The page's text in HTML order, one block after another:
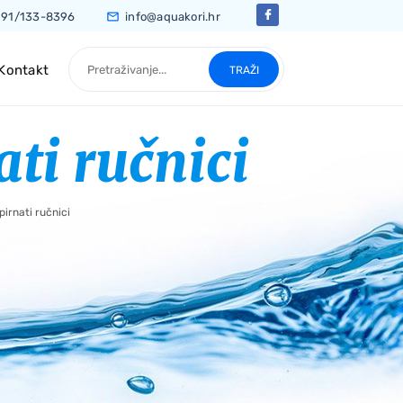
133-8396 info@aquakori.hr
TRAŽI
ručnici
ručnici